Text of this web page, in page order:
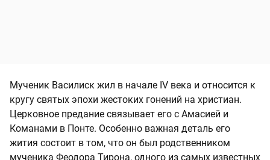
Мученик Василиск жил в начале IV века и относится к
кругу святых эпохи жестоких гонений на христиан.
Церковное предание связывает его с Амасией и
Команами в Понте. Особенно важная деталь его
жития состоит в том, что он был родственником
мученика Феодора Тирона, одного из самых известных